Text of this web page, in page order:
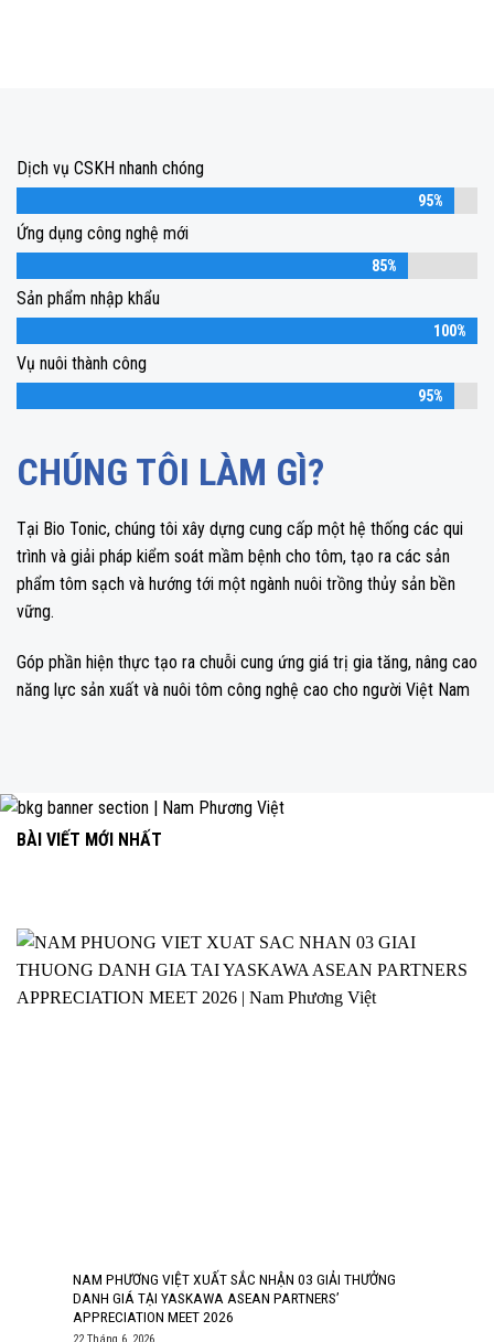
Dịch vụ CSKH nhanh chóng
95%
Ứng dụng công nghệ mới
85%
Sản phẩm nhập khẩu
100%
Vụ nuôi thành công
95%
CHÚNG TÔI LÀM GÌ?
Tại Bio Tonic, chúng tôi xây dựng cung cấp một hệ thống các qui
trình và giải pháp kiểm soát mầm bệnh cho tôm, tạo ra các sản
phẩm tôm sạch và hướng tới một ngành nuôi trồng thủy sản bền
vững.
Góp phần hiện thực tạo ra chuỗi cung ứng giá trị gia tăng, nâng cao
năng lực sản xuất và nuôi tôm công nghệ cao cho người Việt Nam
BÀI VIẾT MỚI NHẤT
NAM PHƯƠNG VIỆT XUẤT SẮC NHẬN 03 GIẢI THƯỞNG
DANH GIÁ TẠI YASKAWA ASEAN PARTNERS’
APPRECIATION MEET 2026